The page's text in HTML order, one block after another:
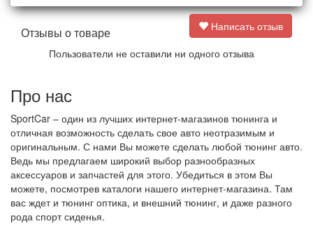
Отзывы о товаре
Написать отзыв
Пользователи не оставили ни одного отзыва
Про нас
SportCar – один из лучших интернет-магазинов тюнинга и
отличная возможность сделать свое авто неотразимым и
оригинальным. С нами Вы можете сделать любой тюнинг авто.
Ведь мы предлагаем широкий выбор разнообразных
аксессуаров и запчастей для этого. Убедиться в этом Вы
можете, посмотрев каталоги нашего интернет-магазина. Там
вас ждет и тюнинг оптика, и внешний тюнинг, и даже разного
рода спорт сиденья.